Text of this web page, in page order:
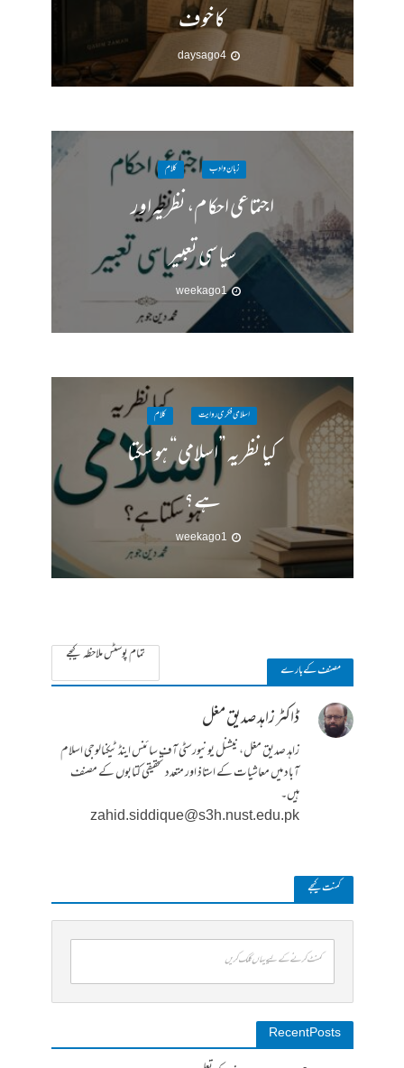
کا خوف
4 days ago
زبان وادب کلام
اجتماعی احکام، نظریہ اور
سیاسی تعبیر
1 week ago
اسلامی فکری روایت کلام
کیا نظریہ ”اسلامی“ ہو سکتا
ہے؟
1 week ago
مصنف کے بارے
تمام پوسٹس ملاحظہ کیجے
ڈاکٹر زاہد صدیق مغل
زاہد صدیق مغل، نیشنل یونیورسٹی آف سائنس اینڈ ٹیکنالوجی اسلام
آباد میں معاشیات کے استاذ اور متعدد تحقیقی کتابوں کے مصنف
ہیں۔
zahid.siddique@s3h.nust.edu.pk
کمنت کیجے
کمنٹ کرنے کے لیے یہاں کلک کریں
Recent Posts